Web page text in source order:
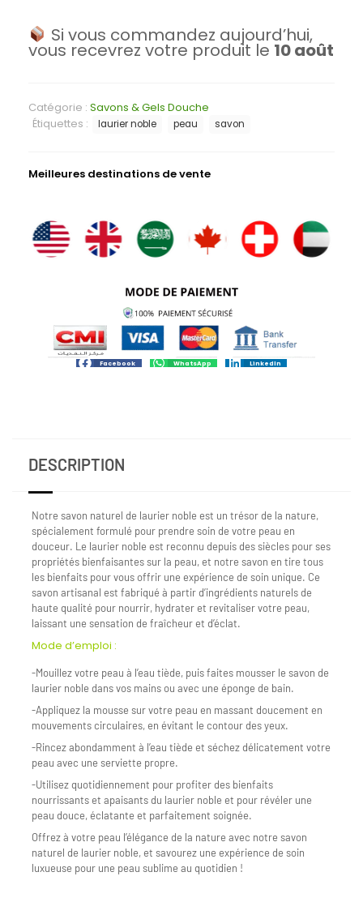
Si vous commandez aujourd’hui,
vous recevrez votre produit le 10 août
Catégorie : Savons & Gels Douche
Étiquettes :
laurier noble peau savon
Meilleures destinations de vente
Facebook WhatsApp LinkedIn
DESCRIPTION
Notre savon naturel de laurier noble est un trésor de la nature,
spécialement formulé pour prendre soin de votre peau en
douceur. Le laurier noble est reconnu depuis des siècles pour ses
propriétés bienfaisantes sur la peau, et notre savon en tire tous
les bienfaits pour vous offrir une expérience de soin unique. Ce
savon artisanal est fabriqué à partir d’ingrédients naturels de
haute qualité pour nourrir, hydrater et revitaliser votre peau,
laissant une sensation de fraîcheur et d’éclat.
Mode d’emploi :
-Mouillez votre peau à l’eau tiède, puis faites mousser le savon de
laurier noble dans vos mains ou avec une éponge de bain.
-Appliquez la mousse sur votre peau en massant doucement en
mouvements circulaires, en évitant le contour des yeux.
-Rincez abondamment à l’eau tiède et séchez délicatement votre
peau avec une serviette propre.
-Utilisez quotidiennement pour profiter des bienfaits
nourrissants et apaisants du laurier noble et pour révéler une
peau douce, éclatante et parfaitement soignée.
Offrez à votre peau l’élégance de la nature avec notre savon
naturel de laurier noble, et savourez une expérience de soin
luxueuse pour une peau sublime au quotidien !